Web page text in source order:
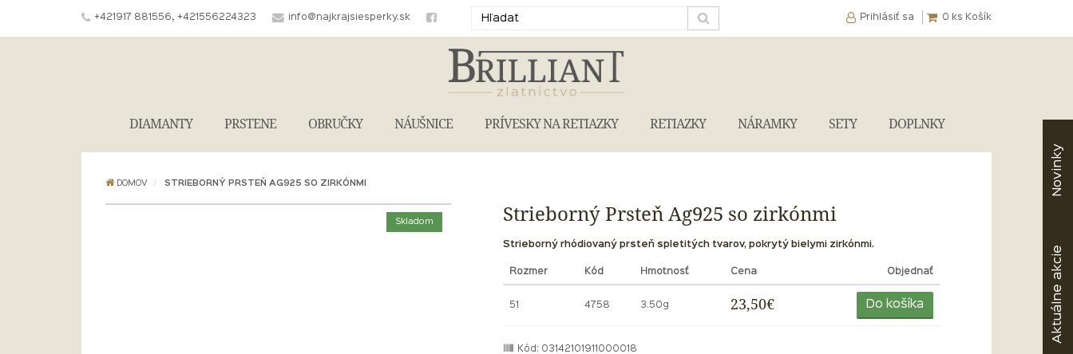
+421917 881556, +421556224323 info@najkrajsiesperky.sk Prihlásiť sa 0 ks Košík
DIAMANTY PRSTENE OBRUČKY NÁUŠNICE PRÍVESKY NA RETIAZKY RETIAZKY NÁRAMKY SETY DOPLNKY
Aktuálne
akcie
Novinky
DOMOV STRIEBORNÝ PRSTEŇ AG925 SO ZIRKÓNMI
Skladom Strieborný Prsteň Ag925 so zirkónmi
Strieborný rhódiovaný prsteň spletitých tvarov, pokrytý bielymi zirkónmi.
Rozmer Kód Hmotnosť Cena Objednať
51 4758 3.50g 23,50€ Do košíka
Kód: 03142101911000018